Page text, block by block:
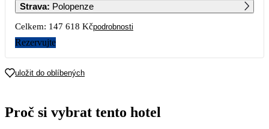
3 4
17
49 019
Strava: Polopenze
Celkem: 147 618 Kčpodrobnosti
Rezervujte
uložit do oblíbených
Proč si vybrat tento hotel